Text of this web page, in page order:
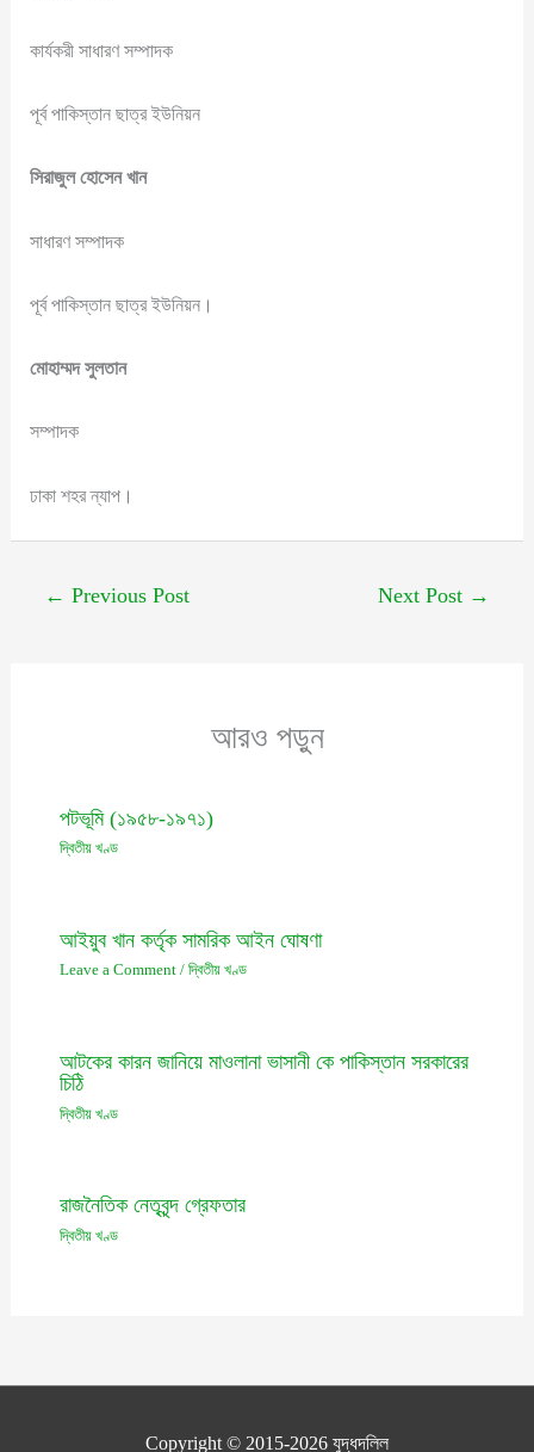
কার্যকরী সাধারণ সম্পাদক
পূর্ব পাকিস্তান ছাত্র ইউনিয়ন
সিরাজুল হোসেন খান
সাধারণ সম্পাদক
পূর্ব পাকিস্তান ছাত্র ইউনিয়ন।
মোহাম্মদ সুলতান
সম্পাদক
ঢাকা শহর ন্যাপ।
← Previous Post Next Post →
আরও পড়ুন
পটভূমি (১৯৫৮-১৯৭১)
দ্বিতীয় খণ্ড
আইয়ুব খান কর্তৃক সামরিক আইন ঘোষণা
Leave a Comment / দ্বিতীয় খণ্ড
আটকের কারন জানিয়ে মাওলানা ভাসানী কে পাকিস্তান সরকারের
চিঠি
দ্বিতীয় খণ্ড
রাজনৈতিক নেতৃবৃন্দ গ্রেফতার
দ্বিতীয় খণ্ড
Copyright © 2015-2026 যুদ্ধদলিল